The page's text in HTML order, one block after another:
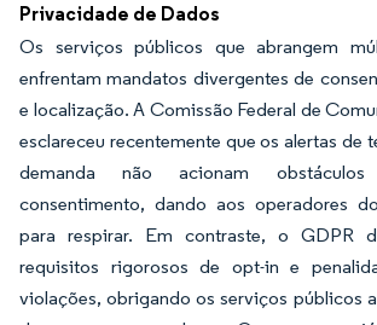
Privacidade de Dados
Os serviços públicos que abrangem
enfrentam mandatos divergentes de
e localização. A Comissão Federal de
esclareceu recentemente que os alertas de
demanda não acionam
consentimento, dando aos operadores
para respirar. Em contraste, o GDPR
requisitos rigorosos de opt-in e
violações, obrigando os serviços públicos